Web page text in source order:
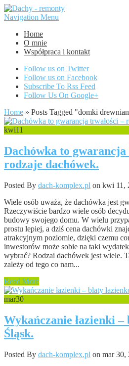
Navigation Menu
Home
O mnie
Współpraca i kontakt
Follow us on Twitter
Follow us on Facebook
Subscribe To Rss Feed
Follow Us On Google+
Home » Posts Tagged "domki
kwi11
Dachówka to gwarancja
rodzaje dachówek.
Posted By dach-komplex.pl on kwi 11,
Wiele osób uważa, że dachówka jest
Rzeczywiście bardzo wiele osób
budowy swojego domu. W wielu
prostu lepiej, a dziś cena dachówki
atrakcyjnym poziomie, dzięki czemu
inwestorów może sobie na taki
wybrać? Rodzai dachówek jest wiele.
zależy od tego co nam...
Read More
mar30
Wykańczanie łazienki –
Śląsk.
Posted By dach-komplex.pl on mar 30,